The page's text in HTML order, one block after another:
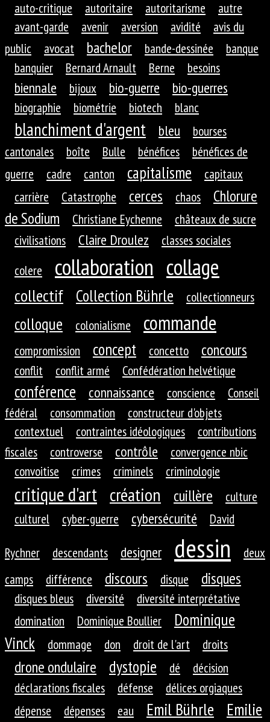
auto-critique autoritaire autoritarisme
autre
avant-garde
avenir aversion avidité
avis du
public
avocat bachelor bande-dessinée
banque
banquier
Bernard Arnault Berne besoins
biennale bijoux bio-guerre bio-guerres
biographie biométrie biotech blanc
blanchiment d'argent bleu
bourses
cantonales
boîte Bulle bénéfices
bénéfices de
guerre
cadre canton capitalisme
capitaux
carrière
Catastrophe cerces chaos
Chlorure
de Sodium
Christiane Eychenne
châteaux de sucre
civilisations
Claire Droulez
classes sociales
colere
collaboration collage
collectif Collection Bührle collectionneurs
colloque colonialisme commande
compromission concept concetto concours
conflit conflit armé Confédération helvétique
conférence connaissance conscience
Conseil
fédéral
consommation
constructeur d'objets
contextuel
contraintes idéologiques
contributions
fiscales
controverse contrôle
convergence nbic
convoitise
crimes criminels criminologie
critique d'art création cuillère
culture
culturel
cyber-guerre cybersécurité
David
Rychner
descendants designer dessin
deux
camps
différence discours disque disques
disques bleus diversité
diversité interprétative
domination
Dominique Boullier
Dominique
Vinck
dommage don droit de l'art droits
drone ondulaire dystopie dé
décision
déclarations fiscales
défense
délices orgiaques
dépense
dépenses eau Emil Bührle
Emilie